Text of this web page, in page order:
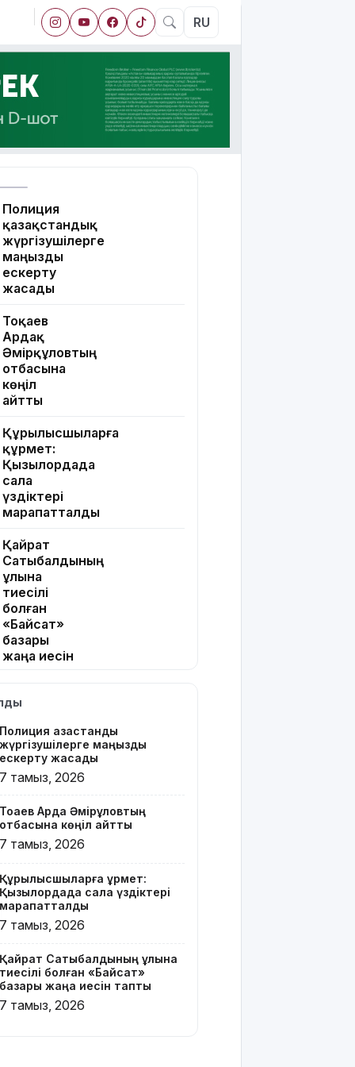
RU
Полиция
қазақстандық
жүргізушілерге
маңызды
ескерту
жасады
Тоқаев
Ардақ
Әмірқұловтың
отбасына
көңіл
айтты
Құрылысшыларға
құрмет:
Қызылордада
сала
үздіктері
марапатталды
Қайрат
Сатыбалдының
ұлына
тиесілі
болған
«Байсат»
базары
жаңа иесін
Қарағандада
бар жейде
киген
жолаушы
қызу
түсті
Президент
Қазақстан
облысының
90
жылдығымен
Телефон
алаяқтығының
жаңа түрі
Полиция қазақстандық
жүргізушілерге маңызды
ескерту жасады
7 тамыз, 2026
Тоқаев Ардақ Әмірқұловтың
отбасына көңіл айтты
7 тамыз, 2026
Құрылысшыларға құрмет:
Қызылордада сала үздіктері
марапатталды
7 тамыз, 2026
Қайрат Сатыбалдының ұлына
тиесілі болған «Байсат»
базары жаңа иесін тапты
7 тамыз, 2026